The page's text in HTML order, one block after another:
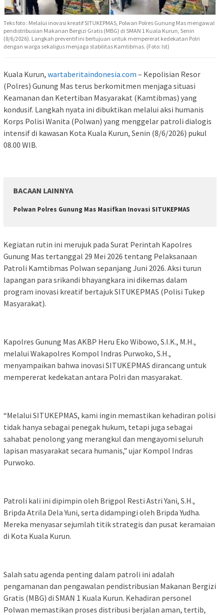
Teks foto : Melalui inovasi kreatif SITUKEPMAS, Polwan Polres Gunung Mas mengawal
pendistribusian Makanan Bergizi Gratis (MBG) di SMAN 1 Kuala Kurun, Senin
(8/6/2026). Langkah preventif ini bertujuan untuk mempererat kedekatan Polri
dengan warga sekaligus menjaga stabilitas Kamtibmas. (Foto: Ist)
Kuala Kurun, wartaberitaindonesia.com – Kepolisian Resor
(Polres) Gunung Mas terus berkomitmen menjaga situasi
Keamanan dan Ketertiban Masyarakat (Kamtibmas) yang
kondusif. Langkah nyata ini dibuktikan melalui aksi humanis
Korps Polisi Wanita (Polwan) yang menggelar patroli dialogis
intensif di kawasan Kota Kuala Kurun, Senin (8/6/2026) pukul
08.00 WIB.
BACAAN LAINNYA
Polwan Polres Gunung Mas Masifkan Inovasi SITUKEPMAS
Kegiatan rutin ini merujuk pada Surat Perintah Kapolres
Gunung Mas tertanggal 29 Mei 2026 tentang Pelaksanaan
Patroli Kamtibmas Polwan sepanjang Juni 2026. Aksi turun
lapangan para srikandi bhayangkara ini dikemas dalam
program inovasi kreatif bertajuk SITUKEPMAS (Polisi Tukep
Masyarakat).
Kapolres Gunung Mas AKBP Heru Eko Wibowo, S.I.K., M.H.,
melalui Wakapolres Kompol Indras Purwoko, S.H.,
menyampaikan bahwa inovasi SITUKEPMAS dirancang untuk
mempererat kedekatan antara Polri dan masyarakat.
“Melalui SITUKEPMAS, kami ingin memastikan kehadiran polisi
tidak hanya sebagai penegak hukum, tetapi juga sebagai
sahabat penolong yang merangkul dan mengayomi seluruh
lapisan masyarakat secara humanis,” ujar Kompol Indras
Purwoko.
Patroli kali ini dipimpin oleh Brigpol Resti Astri Yani, S.H.,
Bripda Atrila Dela Yuni, serta didampingi oleh Bripda Yudha.
Mereka menyasar sejumlah titik strategis dan pusat keramaian
di Kota Kuala Kurun.
Salah satu agenda penting dalam patroli ini adalah
pengamanan dan pengawalan pendistribusian Makanan Bergizi
Gratis (MBG) di SMAN 1 Kuala Kurun. Kehadiran personel
Polwan memastikan proses distribusi berjalan aman, tertib,